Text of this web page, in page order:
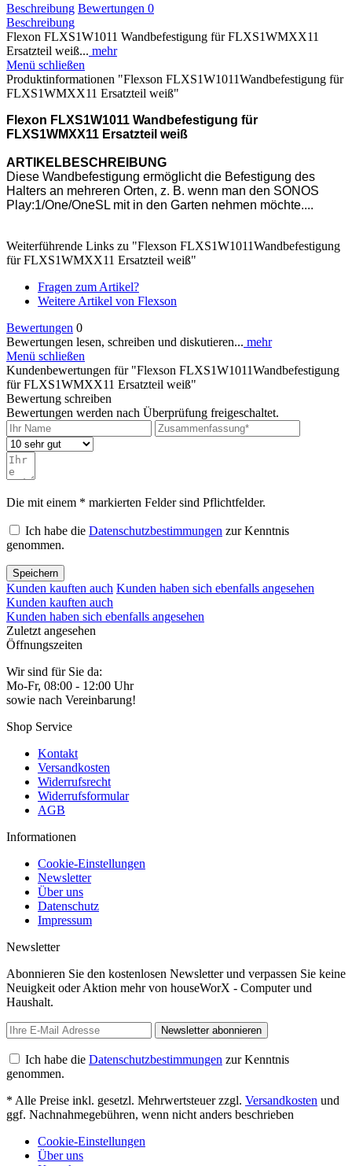
Beschreibung Bewertungen 0
Beschreibung
Flexon FLXS1W1011 Wandbefestigung für FLXS1WMXX11
Ersatzteil weiß... mehr
Menü schließen
Produktinformationen "Flexson FLXS1W1011Wandbefestigung für
FLXS1WMXX11 Ersatzteil weiß"
Flexon FLXS1W1011 Wandbefestigung für
FLXS1WMXX11 Ersatzteil weiß
ARTIKELBESCHREIBUNG
Diese Wandbefestigung ermöglicht die Befestigung des
Halters an mehreren Orten, z. B. wenn man den SONOS
Play:1/One/OneSL mit in den Garten nehmen möchte....
Weiterführende Links zu "Flexson FLXS1W1011Wandbefestigung
für FLXS1WMXX11 Ersatzteil weiß"
Fragen zum Artikel?
Weitere Artikel von Flexson
Bewertungen 0
Bewertungen lesen, schreiben und diskutieren... mehr
Menü schließen
Kundenbewertungen für "Flexson FLXS1W1011Wandbefestigung
für FLXS1WMXX11 Ersatzteil weiß"
Bewertung schreiben
Bewertungen werden nach Überprüfung freigeschaltet.
Die mit einem * markierten Felder sind Pflichtfelder.
Ich habe die Datenschutzbestimmungen zur Kenntnis
genommen.
Speichern
Kunden kauften auch Kunden haben sich ebenfalls angesehen
Kunden kauften auch
Kunden haben sich ebenfalls angesehen
Zuletzt angesehen
Öffnungszeiten
Wir sind für Sie da:
Mo-Fr, 08:00 - 12:00 Uhr
sowie nach Vereinbarung!
Shop Service
Kontakt
Versandkosten
Widerrufsrecht
Widerrufsformular
AGB
Informationen
Cookie-Einstellungen
Newsletter
Über uns
Datenschutz
Impressum
Newsletter
Abonnieren Sie den kostenlosen Newsletter und verpassen Sie keine
Neuigkeit oder Aktion mehr von houseWorX - Computer und
Haushalt.
Newsletter abonnieren
Ich habe die Datenschutzbestimmungen zur Kenntnis
genommen.
* Alle Preise inkl. gesetzl. Mehrwertsteuer zzgl. Versandkosten und
ggf. Nachnahmegebühren, wenn nicht anders beschrieben
Cookie-Einstellungen
Über uns